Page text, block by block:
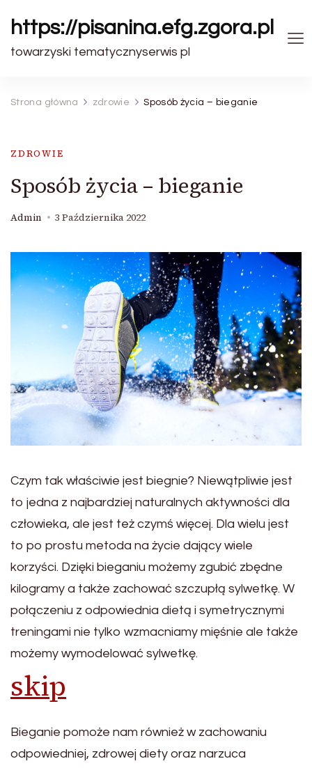
https://pisanina.efg.zgora.pl
towarzyski tematycznyserwis pl
Strona główna zdrowie Sposób życia – bieganie
ZDROWIE
Sposób życia – bieganie
Admin 3 Października 2022
Czym tak właściwie jest biegnie? Niewątpliwie jest
to jedna z najbardziej naturalnych aktywności dla
człowieka, ale jest też czymś więcej. Dla wielu jest
to po prostu metoda na życie dający wiele
korzyści. Dzięki bieganiu możemy zgubić zbędne
kilogramy a także zachować szczupłą sylwetkę. W
połączeniu z odpowiednia dietą i symetrycznymi
treningami nie tylko wzmacniamy mięśnie ale także
możemy wymodelować sylwetkę.
skip
Bieganie pomoże nam również w zachowaniu
odpowiedniej, zdrowej diety oraz narzuca